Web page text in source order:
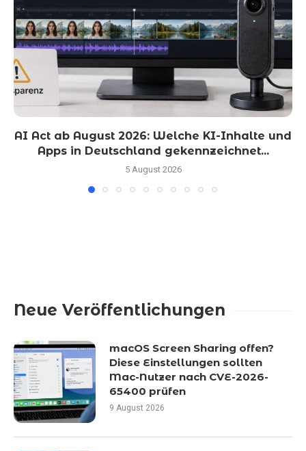
AI Act ab August 2026: Welche KI-Inhalte und
Apps in Deutschland gekennzeichnet...
5 August 2026
Neue Veröffentlichungen
macOS Screen Sharing offen?
Diese Einstellungen sollten
Mac-Nutzer nach CVE-2026-
65400 prüfen
9 August 2026